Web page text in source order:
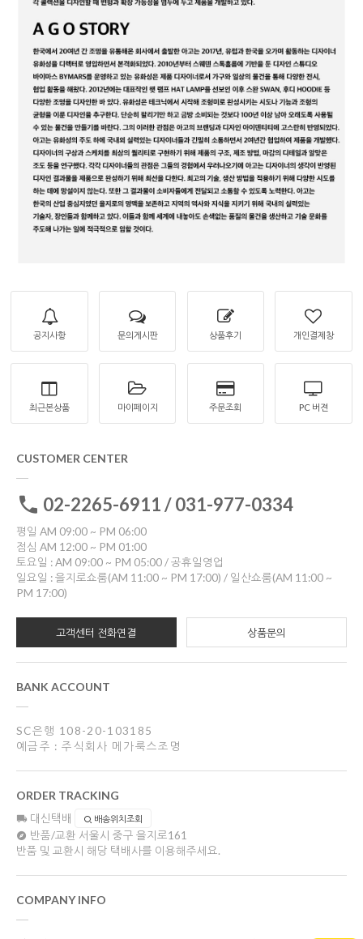
공지사항 문의게시판 상품후기 개인결제창
최근본상품 마이페이지 주문조회 PC 버젼
CUSTOMER CENTER
02-2265-6911 / 031-977-0334
평일 AM 09:00 ~ PM 06:00
점심 AM 12:00 ~ PM 01:00
토요일 : AM 09:00 ~ PM 05:00 / 공휴일영업
일요일 : 을지로쇼룸(AM 11:00 ~ PM 17:00) / 일산쇼룸(AM 11:00 ~
PM 17:00)
고객센터 전화연결 상품문의
BANK ACCOUNT
SC은행 108-20-103185
예금주 : 주식회사 메가룩스조명
ORDER TRACKING
대신택배 배송위치조회
반품/교환 서울시 중구 을지로161
반품 및 교환시 해당 택배사를 이용해주세요.
COMPANY INFO